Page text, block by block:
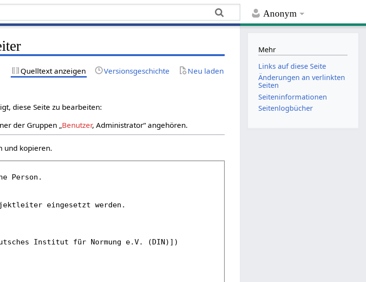
Anonym
Quelltext anzeigen Versionsgeschichte Neu laden
diese Seite zu bearbeiten:
der Gruppen „Benutzer, Administrator“ angehören.
und kopieren.
Mehr
Links auf diese Seite
Änderungen an verlinkten
Seiten
Seiten­­informationen
Seitenlogbücher